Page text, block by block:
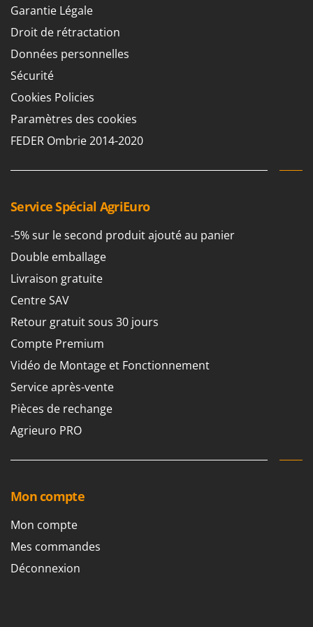
Perches Élagueuses
Pétrins à Spirale
Piscines
Planteuses de pommes de terre pour tracteur
Pompes immergées électriques
Poussoirs à saucisse
Presses à pellets
Pressoirs à fruits
Pressoirs à Raisin
Pulvérisateurs
Pulvérisateurs portés
R
Rafraîchisseurs d'air par évaporation
Rampes de chargement en aluminium
Râpes à fromage électriques
Remplisseuses
Robots Tondeuses
Rogneuses de souches
Rouleaux pour tracteur
Francini
G
G3 Ferrari
Gardena
Garofalo
GeoTech
GeoTech Pro
Gipeco
GRAEF
Gre
GreenBay
Greenworks
GRIFO
GVS
GYS
H
Hailo
Helvi
Honda
I
Idromatic
Il-Tec
Imperia
Garantie Légale
Droit de rétractation
Données personnelles
Sécurité
Cookies Policies
Paramètres des cookies
FEDER Ombrie 2014-2020
Service Spécial AgriEuro
-5% sur le second produit ajouté au panier
Double emballage
Livraison gratuite
Centre SAV
Retour gratuit sous 30 jours
Compte Premium
Vidéo de Montage et Fonctionnement
Service après-vente
Pièces de rechange
Agrieuro PRO
Mon compte
Mon compte
Mes commandes
Déconnexion